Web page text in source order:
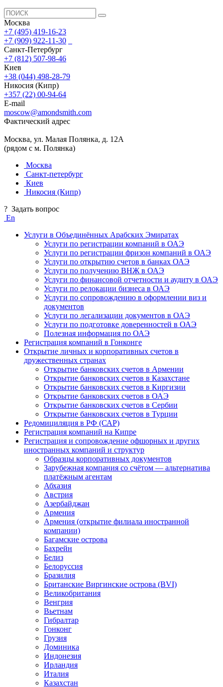
Москва
+7 (495) 419-16-23
+7 (909) 922-11-30
Санкт-Петербург
+7 (812) 507-98-46
Киев
+38 (044) 498-28-79
Никосия (Кипр)
+357 (22) 00-94-64
E-mail
moscow@amondsmith.com
Фактический адрес
Москва, ул. Малая Полянка, д. 12А
(рядом с м. Полянка)
Москва
Санкт-петербург
Киев
Никосия (Кипр)
? Задать вопрос
En
Услуги в Объединённых Арабских Эмиратах
Услуги по регистрации компаний в ОАЭ
Услуги по регистрации фризон компаний в ОАЭ
Услуги по открытию счетов в банках ОАЭ
Услуги по получению ВНЖ в ОАЭ
Услуги по финансовой отчетности и аудиту в ОАЭ
Услуги по релокации бизнеса в ОАЭ
Услуги по сопровождению в оформлении виз и
документов
Услуги по легализации документов в ОАЭ
Услуги по подготовке доверенностей в ОАЭ
Полезная информация по ОАЭ
Регистрация компаний в Гонконге
Открытие личных и корпоративных счетов в
дружественных странах
Открытие банковских счетов в Армении
Открытие банковских счетов в Казахстане
Открытие банковских счетов в Киргизии
Открытие банковских счетов в ОАЭ
Открытие банковских счетов в Сербии
Открытие банковских счетов в Турции
Редомициляция в РФ (САР)
Регистрация компаний на Кипре
Регистрация и сопровождение офшорных и других
иностранных компаний и структур
Образцы корпоративных документов
Зарубежная компания со счётом — альтернатива
платёжным агентам
Абхазия
Австрия
Азербайджан
Армения
Армения (открытие филиала иностранной
компании)
Багамские острова
Бахрейн
Белиз
Белоруссия
Бразилия
Британские Виргинские острова (BVI)
Великобритания
Венгрия
Вьетнам
Гибралтар
Гонконг
Грузия
Доминика
Индонезия
Ирландия
Италия
Казахстан